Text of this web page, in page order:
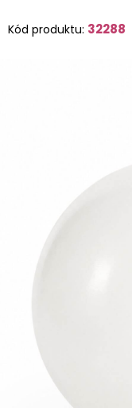
Kód produktu: 32288